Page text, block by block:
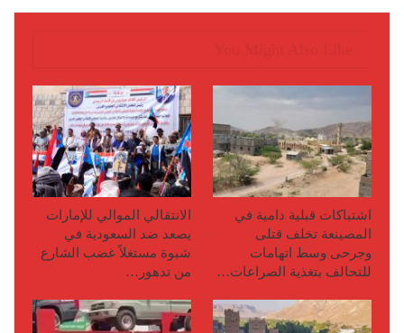
اشتباكات قبلية دامية في
المصينعة تخلف قتلى
وجرحى وسط اتهامات
للتحالف بتغذية الصراعات…
الانتقالي الموالي للإمارات
يصعد ضد السعودية في
شبوة مستغلاً غضب الشارع
من تدهور…